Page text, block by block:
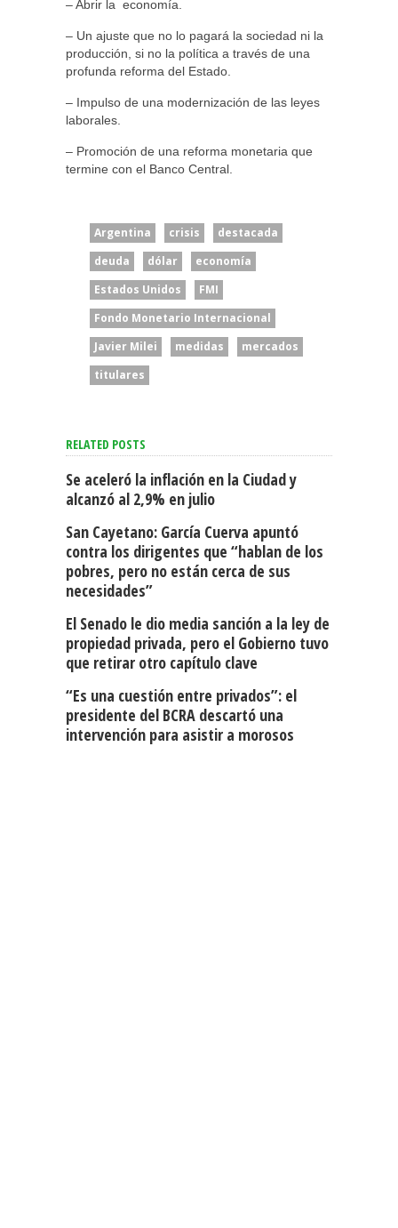
– Abrir la economía.
– Un ajuste que no lo pagará la sociedad ni la
producción, si no la política a través de una
profunda reforma del Estado.
– Impulso de una modernización de las leyes
laborales.
– Promoción de una reforma monetaria que
termine con el Banco Central.
Argentina crisis
destacada
deuda
dólar
economía
Estados Unidos
FMI
Fondo Monetario Internacional
Javier Milei
medidas
mercados
titulares
RELATED POSTS
Se aceleró la inflación en la Ciudad y
alcanzó al 2,9% en julio
San Cayetano: García Cuerva apuntó
contra los dirigentes que “hablan de los
pobres, pero no están cerca de sus
necesidades”
El Senado le dio media sanción a la ley de
propiedad privada, pero el Gobierno tuvo
que retirar otro capítulo clave
“Es una cuestión entre privados”: el
presidente del BCRA descartó una
intervención para asistir a morosos